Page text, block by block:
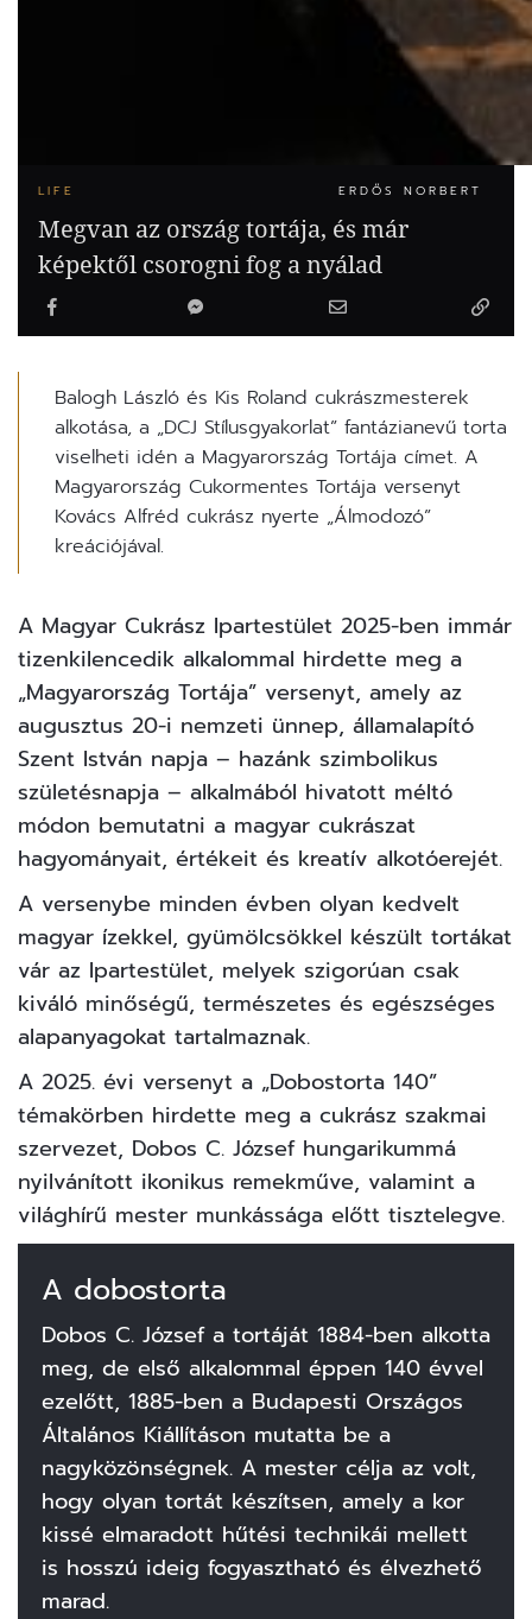
LIFE ERDŐS NORBERT
Megvan az ország tortája, és már
képektől csorogni fog a nyálad
Balogh László és Kis Roland cukrászmesterek
alkotása, a „DCJ Stílusgyakorlat” fantázianevű torta
viselheti idén a Magyarország Tortája címet. A
Magyarország Cukormentes Tortája versenyt
Kovács Alfréd cukrász nyerte „Álmodozó”
kreációjával.
A Magyar Cukrász Ipartestület 2025-ben immár
tizenkilencedik alkalommal hirdette meg a
„Magyarország Tortája” versenyt, amely az
augusztus 20-i nemzeti ünnep, államalapító
Szent István napja – hazánk szimbolikus
születésnapja – alkalmából hivatott méltó
módon bemutatni a magyar cukrászat
hagyományait, értékeit és kreatív alkotóerejét.
A versenybe minden évben olyan kedvelt
magyar ízekkel, gyümölcsökkel készült tortákat
vár az Ipartestület, melyek szigorúan csak
kiváló minőségű, természetes és egészséges
alapanyagokat tartalmaznak.
A 2025. évi versenyt a „Dobostorta 140”
témakörben hirdette meg a cukrász szakmai
szervezet, Dobos C. Józsefhungarikummá
nyilvánított ikonikus remekműve, valamint a
világhírű mester munkássága előtt tisztelegve.
A dobostorta
Dobos C. József a tortáját 1884-ben alkotta
meg, de első alkalommal éppen 140 évvel
ezelőtt, 1885-ben a Budapesti Országos
Általános Kiállításon mutatta be a
nagyközönségnek. A mester célja az volt,
hogy olyan tortát készítsen, amely a kor
kissé elmaradott hűtési technikái mellett
is hosszú ideig fogyasztható és élvezhető
marad.